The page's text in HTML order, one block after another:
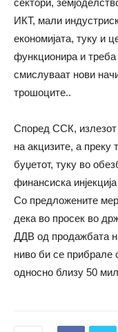
сектори,
ИКТ, мали
економијата, туку и
функционира и
смислуваат нови
трошоците..
Според ССК, излезот
на акцизите, а преку
буџетот, туку во
финансиска
Со предложените
дека во просек во
ДДВ од продажбата
ниво би се прибрале
односно близу 50